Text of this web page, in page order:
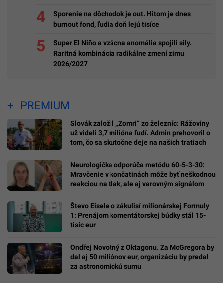
Sporenie na dôchodok je out. Hitom je dnes
burnout fond, ľudia doň lejú tisíce
Super El Niño a vzácna anomália spojili sily.
Raritná kombinácia radikálne zmení zimu
2026/2027
PREMIUM
Slovák založil „Zomri“ zo železníc: Rážoviny
už videli 3,7 milióna ľudí. Admin prehovoril o
tom, čo sa skutočne deje na našich tratiach
Neurologička odporúča metódu 60-5-3-30:
Mravčenie v končatinách môže byť neškodnou
reakciou na tlak, ale aj varovným signálom
Števo Eisele o zákulisí milionárskej Formuly
1: Prenájom komentátorskej búdky stál 15-
tisíc eur
Ondřej Novotný z Oktagonu. Za McGregora by
dal aj 50 miliónov eur, organizáciu by predal
za astronomickú sumu